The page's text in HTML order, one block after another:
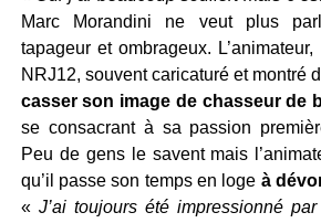
Marc Morandini ne veut plus
tapageur et ombrageux.
NRJ12, souvent caricaturé et montré
casser son image de chasseur de
se consacrant à sa passion
Peu de gens le savent mais
qu’il passe son temps en loge à
« J’ai toujours été impressionné